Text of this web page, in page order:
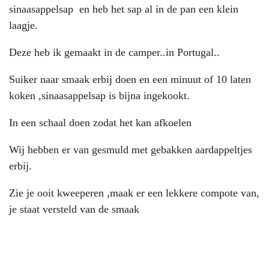
sinaasappelsap en heb het sap al in de pan een klein
laagje.
Deze heb ik gemaakt in de camper..in Portugal..
Suiker naar smaak erbij doen en een minuut of 10 laten
koken ,sinaasappelsap is bijna ingekookt.
In een schaal doen zodat het kan afkoelen
Wij hebben er van gesmuld met gebakken aardappeltjes
erbij.
Zie je ooit kweeperen ,maak er een lekkere compote van,
je staat versteld van de smaak